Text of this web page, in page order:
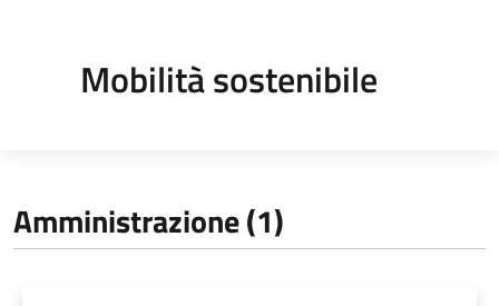
Mobilità sostenibile
Amministrazione (1)